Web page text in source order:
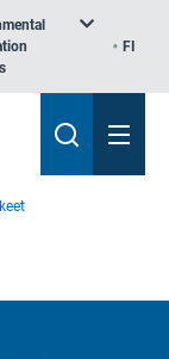
FI